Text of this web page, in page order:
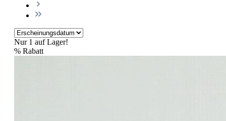
Nur 1 auf Lager!
% Rabatt